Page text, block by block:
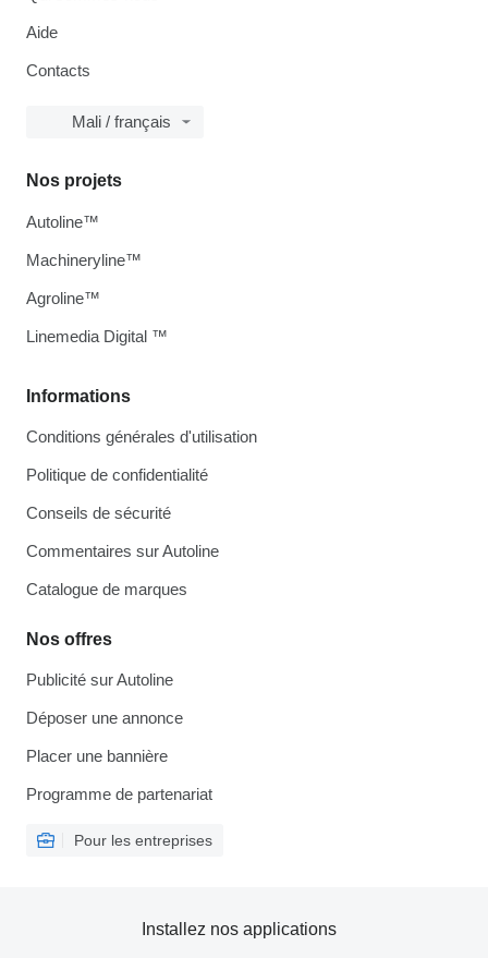
Aide
Contacts
Mali / français
Informations
Conditions générales d'utilisation
Politique de confidentialité
Conseils de sécurité
Commentaires sur Autoline
Catalogue de marques
Nos offres
Publicité sur Autoline
Déposer une annonce
Placer une bannière
Programme de partenariat
Pour les entreprises
Nos projets
Autoline™
Machineryline™
Agroline™
Linemedia Digital ™
Installez nos applications